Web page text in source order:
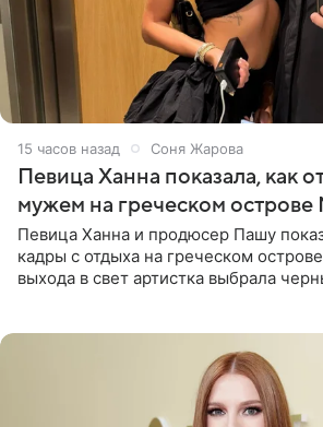
15 часов назад Соня Жарова
Певица Ханна показала, как
мужем на греческом
Певица Ханна и продюсер Пашу
кадры с отдыха на греческом
выхода в свет артистка выбрала